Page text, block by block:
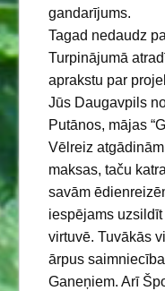
gandarījums.
Tagad nedaudz
Turpinājumā
aprakstu par
Jūs Daugavpils
Putānos, mājas
Vēlreiz
maksas, taču
savām
iespējams
virtuvē. Tuvākās
ārpus
Ganeņiem. Arī